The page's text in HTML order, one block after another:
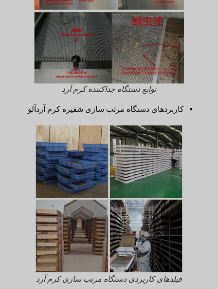
توابع دستگاه جداکننده کرم آرد
کاربردهای دستگاه مرتب سازی شفیره کرم آردآلو
فیلدهای کاربردی دستگاه مرتب سازی کرم آرد